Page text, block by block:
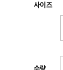
사이즈